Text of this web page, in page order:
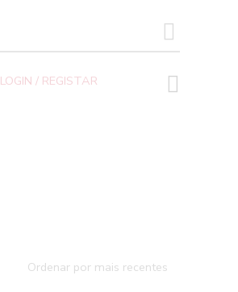
SEARCH BUTTON
LOGIN / REGISTAR